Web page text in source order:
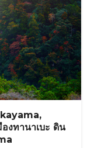
งทานาเบะ ดิน